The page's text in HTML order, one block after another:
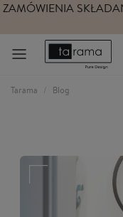
ZAMÓWIENIA
Tarama Blog